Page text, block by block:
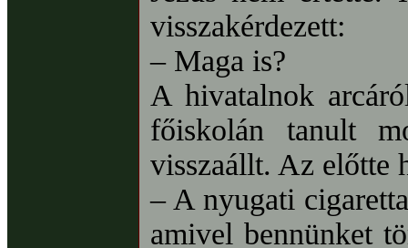
visszakérdezett:
– Maga is?
A hivatalnok
főiskolán tanult
visszaállt. Az előtte
– A nyugati
amivel bennünket